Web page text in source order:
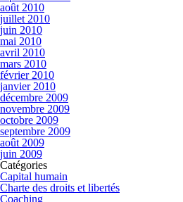
août 2010
juillet 2010
juin 2010
mai 2010
avril 2010
mars 2010
février 2010
janvier 2010
décembre 2009
novembre 2009
octobre 2009
septembre 2009
août 2009
juin 2009
Catégories
Capital humain
Charte des droits et libertés
Coaching